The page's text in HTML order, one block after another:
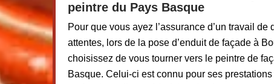
peintre du Pays Basque
Pour que vous ayez l’assurance d’un travail de
attentes, lors de la pose d’enduit de façade à
choisissez de vous tourner vers le peintre de
Basque. Celui-ci est connu pour ses